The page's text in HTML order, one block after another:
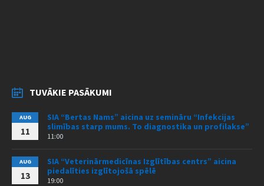
TUVĀKIE PASĀKUMI
AUG
11
SIA “Bertas Nams” aicina uz semināru “Infekcijas
slimības starp mums. To diagnostika un profilakse”
11:00
AUG
13
SIA “Veterinārmedicīnas Izglītības centrs” aicina
piedalīties izglītojošā spēlē
19:00